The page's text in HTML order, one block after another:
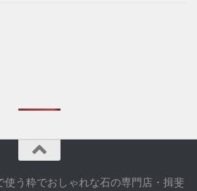
使う粋でおしゃれな石の専門店・揖斐